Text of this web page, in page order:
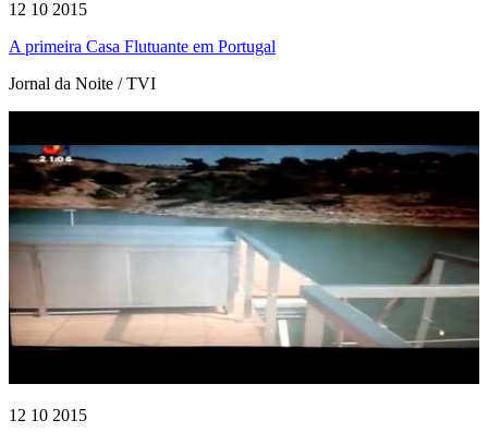
12 10 2015
A primeira Casa Flutuante em Portugal
Jornal da Noite / TVI
12 10 2015